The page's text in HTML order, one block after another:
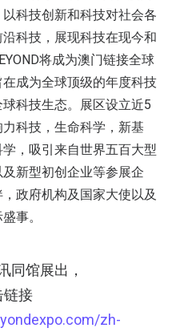
科技创新和科技对社会各
科技，展现科技在现今和
将成为澳门链接全球
成为全球顶级的年度科技
科技生态。展区设立近5
科技，生命科学，新基
，吸引来自世界五百大型
新型初创企业等参展企
政府机构及国家大使以及
事。
同馆展出，
链接
zh-